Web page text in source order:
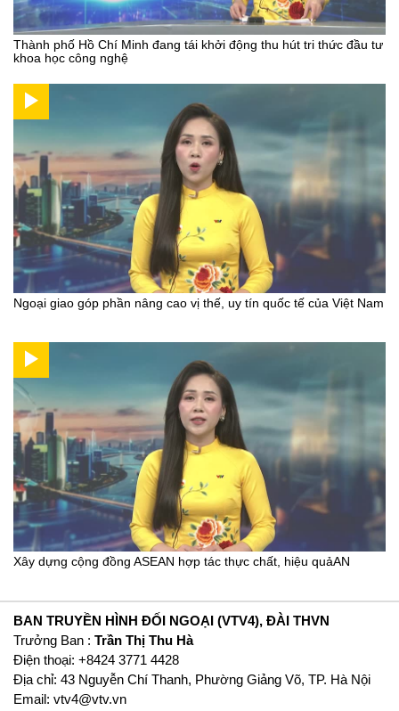
Thành phố Hồ Chí Minh đang tái khởi động thu hút tri thức đầu tư
khoa học công nghệ
Ngoại giao góp phần nâng cao vị thế, uy tín quốc tế của Việt Nam
Xây dựng cộng đồng ASEAN hợp tác thực chất, hiệu quảAN
BAN TRUYỀN HÌNH ĐỐI NGOẠI (VTV4), ĐÀI THVN
Trưởng Ban : Trần Thị Thu Hà
Ðiện thoại: +8424 3771 4428
Địa chỉ: 43 Nguyễn Chí Thanh, Phường Giảng Võ, TP. Hà Nội
Email: vtv4@vtv.vn